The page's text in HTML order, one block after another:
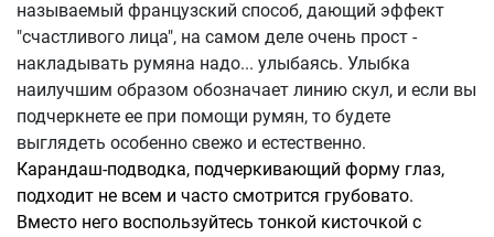
называемый французский способ, дающий эффект
"счастливого лица", на самом деле очень прост -
накладывать румяна надо... улыбаясь. Улыбка
наилучшим образом обозначает линию скул, и если вы
подчеркнете ее при помощи румян, то будете
выглядеть особенно свежо и естественно.
Карандаш-подводка, подчеркивающий форму глаз,
подходит не всем и часто смотрится грубовато.
Вместо него воспользуйтесь тонкой кисточкой с